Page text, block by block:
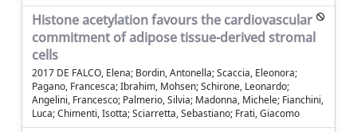
Histone acetylation favours the cardiovascular
commitment of adipose tissue-derived stromal
cells
2017 DE FALCO, Elena; Bordin, Antonella; Scaccia, Eleonora;
Pagano, Francesca; Ibrahim, Mohsen; Schirone, Leonardo;
Angelini, Francesco; Palmerio, Silvia; Madonna, Michele; Fianchini,
Luca; Chimenti, Isotta; Sciarretta, Sebastiano; Frati, Giacomo